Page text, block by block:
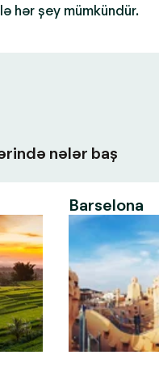
hər şey mümkündür.
nələr baş
Barselona